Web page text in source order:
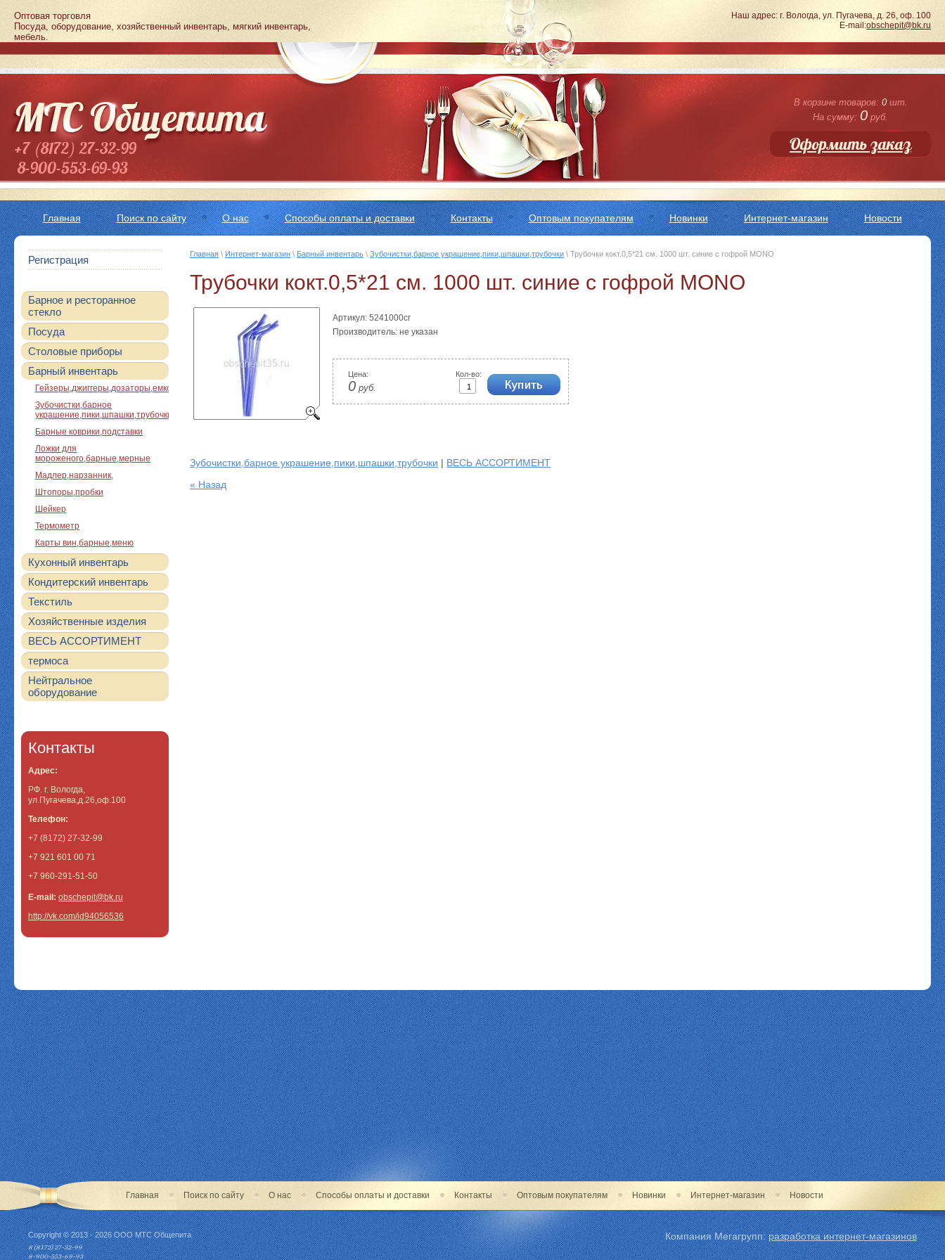
Главная Поиск по сайту О нас Способы оплаты и доставки Контакты Оптовым покупателям Новинки Интернет-магазин Новости
Оптовая торговля
Посуда, оборудование, хозяйственный инвентарь, мягкий инвентарь,
мебель.
Наш адрес: г. Вологда, ул. Пугачева, д. 26, оф. 100
E-mail:obschepit@bk.ru
+7 (8172) 27-32-99
8-900-553-69-93
8-960-291-51-50
В корзине товаров: 0шт.
На сумму: 0 руб.
Оформить заказ
Главная \ Интернет-магазин \ Барный инвентарь \ Зубочистки,барное украшение,пики,шпашки,трубочки \ Трубочки кокт.0,5*21 см. 1000 шт. синие с гофрой MONO
Трубочки кокт.0,5*21 см. 1000 шт. синие с гофрой MONO
Артикул: 5241000сг
Производитель: не указан
Кол-во:
Цена:
0 руб.
Зубочистки,барное украшение,пики,шпашки,трубочки | ВЕСЬ АССОРТИМЕНТ
« Назад
Регистрация
Барное и ресторанное
стекло
Посуда
Столовые приборы
Барный инвентарь
Гейзеры,джиггеры,дозаторы,емкости
Зубочистки,барное
украшение,пики,шпашки,трубочки
Барные коврики,подставки
Ложки для
мороженого,барные,мерные
Мадлер,нарзанник,
Штопоры,пробки
Шейкер
Термометр
Карты вин,барные,меню
Кухонный инвентарь
Кондитерский инвентарь
Текстиль
Хозяйственные изделия
ВЕСЬ АССОРТИМЕНТ
термоса
Нейтральное
оборудование
Контакты
Адрес:
РФ. г. Вологда,
ул.Пугачева,д.26,оф.100
Телефон:
+7 (8172) 27-32-99
+7 921 601 00 71
+7 960-291-51-50
E-mail: obschepit@bk.ru
http://vk.com/id94056536
Главная Поиск по сайту О нас Способы оплаты и доставки Контакты Оптовым покупателям Новинки Интернет-магазин Новости
Copyright © 2013 - 2026 ООО МТС Общепита
8 (8172) 27-32-99
8-900-553-69-93
Компания Мегагрупп:разработка интернет-магазинов